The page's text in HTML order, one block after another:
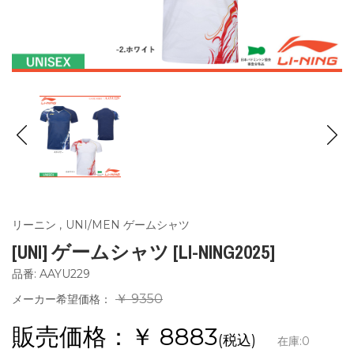
リーニン , UNI/MEN ゲームシャツ
[UNI] ゲームシャツ [LI-NING2025]
品番: AAYU229
メーカー希望価格：
￥ 9350
販売価格：￥ 8883(税込) 在庫:0